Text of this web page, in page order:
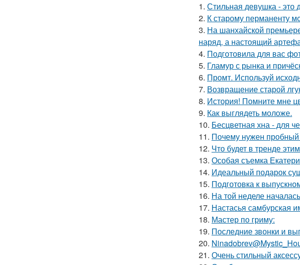
1. Стильная девушка - это
2. К старому перманенту
3. На шанхайской
наряд, а настоящий
4. Подготовила для вас
5. Гламур с рынка и
6. Промт. Используй
7. Возвращение старой
8. История! Помните мне
9. Как выглядеть моложе.
10. Бесцветная хна - для
11. Почему нужен пробный
12. Что будет в тренде
13. Особая съемка
14. Идеальный подарок
15. Подготовка к
16. На той неделе
17. Настасья самбурская
18. Мастер по гриму:
19. Последние звонки и
20.
21. Очень стильный